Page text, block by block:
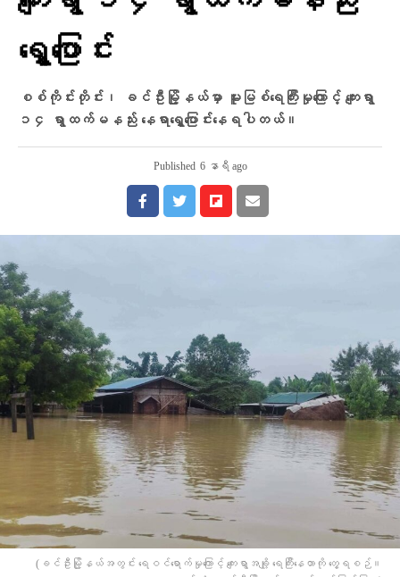
ရွှေ့ပြောင်း
စစ်ကိုင်းတိုင်း၊ ခင်ဦးမြို့နယ်မှာ မူးမြစ်ရေကြီးမှုကြောင့် ကျေးရွာ
၁၄ ရွာထက်မနည်း နေရာရွှေ့ပြောင်းနေရပါတယ်။
Published 6 နာရီ ago
(ခင်ဦးမြို့နယ်အတွင်း ရေဝင်ရောက်မှုကြောင့် ကျေးရွာအချို့ ရေကြီးနေတာကို တွေ့ရစဉ်။